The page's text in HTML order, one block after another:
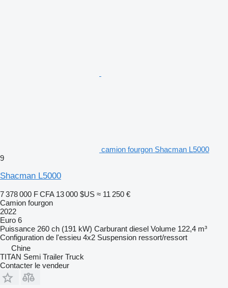
camion fourgon Shacman L5000
9
Shacman L5000
7 378 000 F CFA 13 000 $US ≈ 11 250 €
Camion fourgon
2022
Euro 6
Puissance 260 ch (191 kW) Carburant diesel Volume 122,4 m³
Configuration de l'essieu 4x2 Suspension ressort/ressort
Chine
TITAN Semi Trailer Truck
Contacter le vendeur